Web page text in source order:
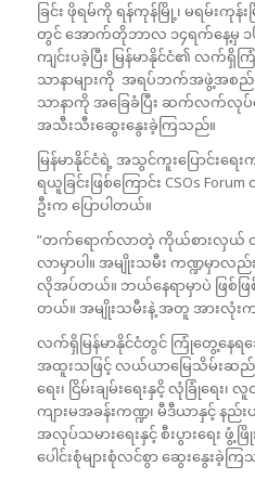
ခြင်း ဖိုရမ်ကို ရန်ကုန်မြို့၊ မရမ်းကုန်း
တွင် အောက်တိုဘာလ ၁၄ရက်နေ့မှ
ကျင်းပခဲ့ပြီး မြန်မာနိုင်ငံ၏ လက်ရှိ
သာနာများကို အရပ်ဘက်အဖွဲ့အစည်း
သာနာကို အခြေခံပြီး ဆက်လက်လုပ်
အသီးသီးဆွေးနွေးခဲ့ကြသည်။
မြန်မာနိုင်ငံရဲ့ အသွင်ကူးပြောင်း
ရယူခြင်းဖြစ်ကြောင်း CSOs
ဦးက ပြောပါတယ်။
“တက်ရောက်လာတဲ့ ကိုယ်စားလှယ်
လာမှာပါ။ အမျိုးသမီး ကဏ္ဍမှာလည်
လိုအပ်တယ်။ ဘယ်နေရာမှာပဲ ဖြစ်ဖ
တယ်။ အမျိုးသမီးနဲ့ အတူ အားလုံးက
လက်ရှိမြန်မာနိုင်ငံတွင် ကြုံတွေ့နေရသ
အထူးသဖြင့် လယ်ယာမြေသိမ်းဆည်းမှု
ရေး၊ ငြိမ်းချမ်းရေးနှငိ့ လုံခြုံရေး၊
ကျားမအခန်းကဏ္ဍ၊ မီဒီယာနှင့် နည်း
အလုပ်သမားရေးနှင့် စီးပွားရေး
ပေါင်းစုံများစုံလင်စွာ ဆွေးနွေးခဲ့က